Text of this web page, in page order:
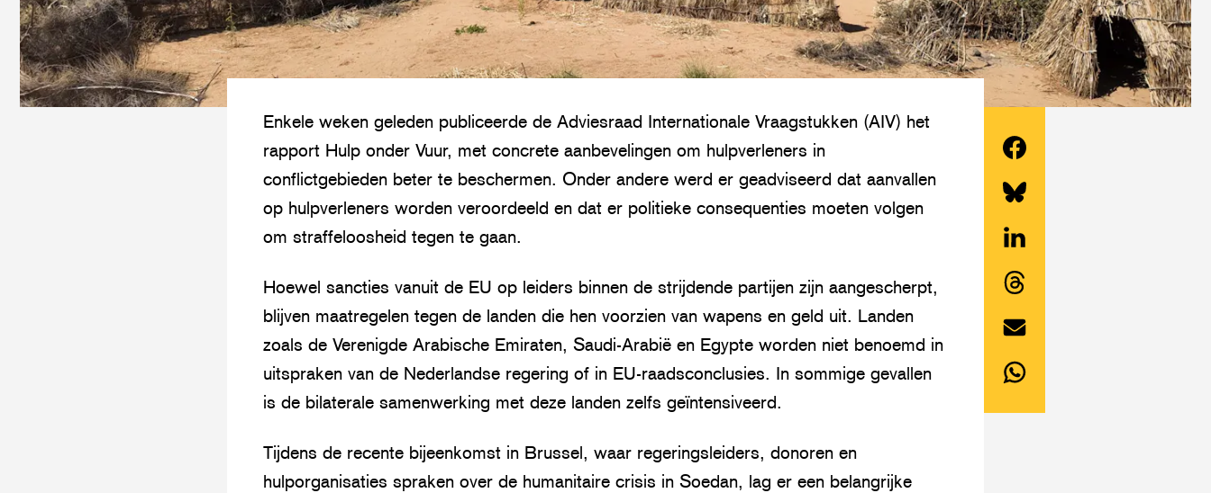
dit
artikel
Facebook
this
article
Twitter/Bluesky
dit
artikel
LinkedIn
this
article
dit
artikel
Enkele weken geleden publiceerde de Adviesraad Internationale Vraagstukken (AIV) het
rapport Hulp onder Vuur, met concrete aanbevelingen om hulpverleners in
conflictgebieden beter te beschermen. Onder andere werd er geadviseerd dat aanvallen
op hulpverleners worden veroordeeld en dat er politieke consequenties moeten volgen
om straffeloosheid tegen te gaan.
Hoewel sancties vanuit de EU op leiders binnen de strijdende partijen zijn aangescherpt,
blijven maatregelen tegen de landen die hen voorzien van wapens en geld uit. Landen
zoals de Verenigde Arabische Emiraten, Saudi-Arabië en Egypte worden niet benoemd in
uitspraken van de Nederlandse regering of in EU-raadsconclusies. In sommige gevallen
is de bilaterale samenwerking met deze landen zelfs geïntensiveerd.
Tijdens de recente bijeenkomst in Brussel, waar regeringsleiders, donoren en
hulporganisaties spraken over de humanitaire crisis in Soedan, lag er een belangrijke